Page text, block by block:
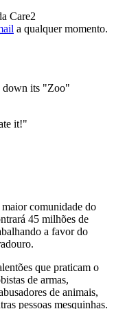
Care2
a qualquer momento.
down its "Zoo"
it!"
comunidade do
45 milhões de
a favor do
que praticam o
de armas,
de animais,
pessoas mesquinhas.